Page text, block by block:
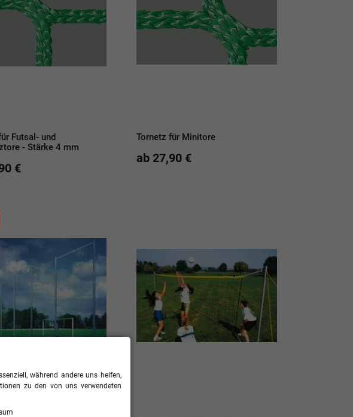
Futsal- und
- Stärke 4 mm
€
Tornetz für Minitore
ab 27,90 €
während andere uns helfen,
zu den von uns verwendeten